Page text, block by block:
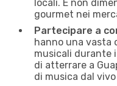
locali. E non
gourmet nei
Partecipare a
hanno una vasta
musicali durante
di atterrare a
di musica dal